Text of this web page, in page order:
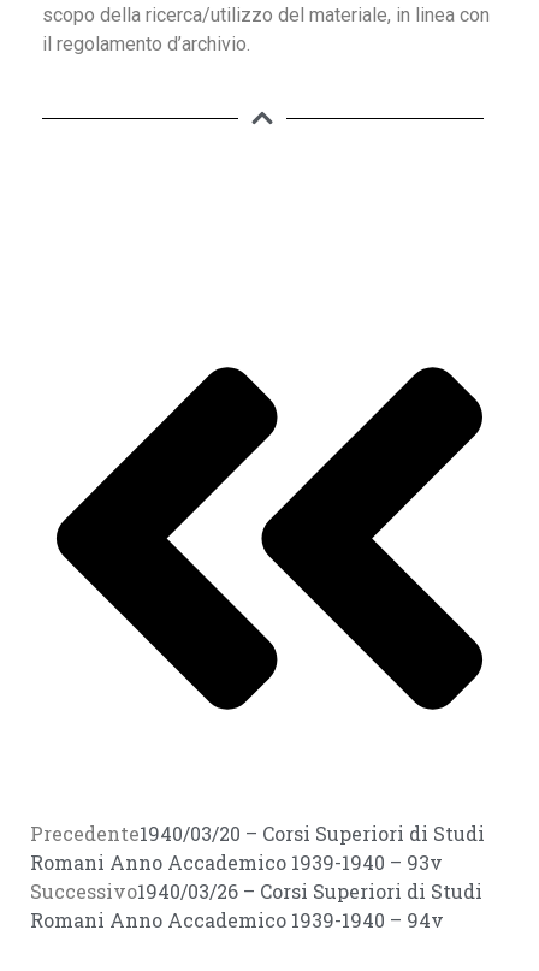
scopo della ricerca/utilizzo del materiale, in linea con
il regolamento d’archivio.
Precedente1940/03/20 – Corsi Superiori di Studi
Romani Anno Accademico 1939-1940 – 93v
Successivo1940/03/26 – Corsi Superiori di Studi
Romani Anno Accademico 1939-1940 – 94v